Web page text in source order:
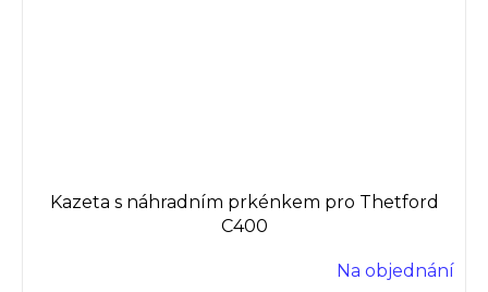
Kazeta s náhradním prkénkem pro Thetford
C400
Na objednání